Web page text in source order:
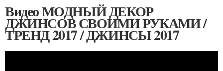
Видео МОДНЫЙ ДЕКОР
ДЖИНСОВ СВОИМИ РУКАМИ /
ТРЕНД 2017 / ДЖИНСЫ 2017